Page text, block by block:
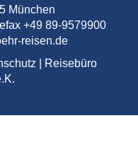
München
+49 89-9579900
reisen.de
Reisebüro